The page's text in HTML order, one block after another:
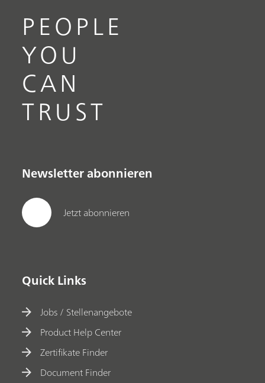
PEOPLE
YOU
CAN
TRUST
Newsletter abonnieren
Jetzt abonnieren
Quick Links
Jobs / Stellenangebote
Product Help Center
Zertifikate Finder
Document Finder